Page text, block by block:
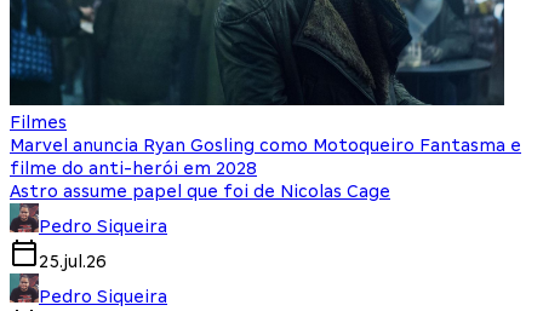
Filmes
Marvel anuncia Ryan Gosling como Motoqueiro Fantasma e
filme do anti-herói em 2028
Astro assume papel que foi de Nicolas Cage
Pedro Siqueira
25.jul.26
Pedro Siqueira